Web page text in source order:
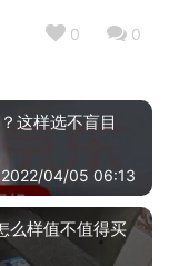
0 0
这样选不盲目
2022/04/05 06:13
么样值不值得买